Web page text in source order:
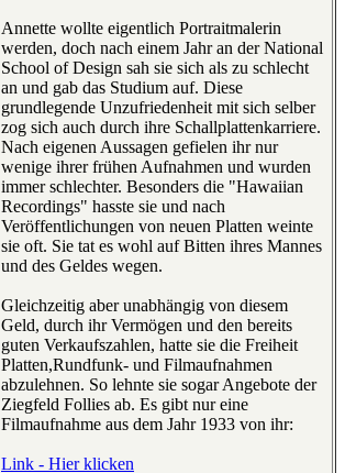
Annette wollte eigentlich Portraitmalerin
werden, doch nach einem Jahr an der National
School of Design sah sie sich als zu schlecht
an und gab das Studium auf. Diese
grundlegende Unzufriedenheit mit sich selber
zog sich auch durch ihre Schallplattenkarriere.
Nach eigenen Aussagen gefielen ihr nur
wenige ihrer frühen Aufnahmen und wurden
immer schlechter. Besonders die "Hawaiian
Recordings" hasste sie und nach
Veröffentlichungen von neuen Platten weinte
sie oft. Sie tat es wohl auf Bitten ihres Mannes
und des Geldes wegen.
Gleichzeitig aber unabhängig von diesem
Geld, durch ihr Vermögen und den bereits
guten Verkaufszahlen, hatte sie die Freiheit
Platten,Rundfunk- und Filmaufnahmen
abzulehnen. So lehnte sie sogar Angebote der
Ziegfeld Follies ab. Es gibt nur eine
Filmaufnahme aus dem Jahr 1933 von ihr:
Link - Hier klicken